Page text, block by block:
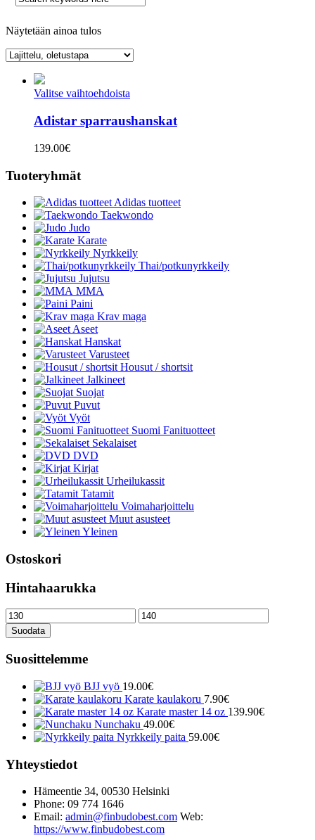
Näytetään ainoa tulos
Valitse vaihtoehdoista
Adistar sparraushanskat
139.00€
Tuoteryhmät
Adidas tuotteet
Taekwondo
Judo
Karate
Nyrkkeily
Thai/potkunyrkkeily
Jujutsu
MMA
Paini
Krav maga
Aseet
Hanskat
Varusteet
Housut / shortsit
Jalkineet
Suojat
Puvut
Vyöt
Suomi Fanituotteet
Sekalaiset
DVD
Kirjat
Urheilukassit
Tatamit
Voimaharjoittelu
Muut asusteet
Yleinen
Ostoskori
Hintahaarukka
Minimihinta Maksimihinta
Suodata
Suosittelemme
BJJ vyö 19.00€
Karate kaulakoru 7.90€
Karate master 14 oz 139.90€
Nunchaku 49.00€
Nyrkkeily paita 59.00€
Yhteystiedot
Hämeentie 34, 00530 Helsinki
Phone: 09 774 1646
Email: admin@finbudobest.com Web:
https://www.finbudobest.com